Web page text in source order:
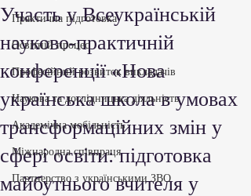
Практична підготовка
Освітній процес
Професійний розвиток викладачів
Наукова та дослідницька діяльність
Академічна мобільність
Міжнародна співпраця
Партнерство з українськими ЗВО
Участь у Всеукраїнській
науково-практичній
конференції «Нова
українська школа в умовах
трансформаційних змін у
сфері освіти: підготовка
майбутнього вчителя у